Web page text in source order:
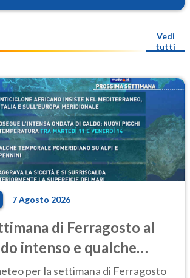
Vedi
tutti
7 Agosto 2026
di Ferragosto al
intenso e qualche
per la settimana di Ferragosto